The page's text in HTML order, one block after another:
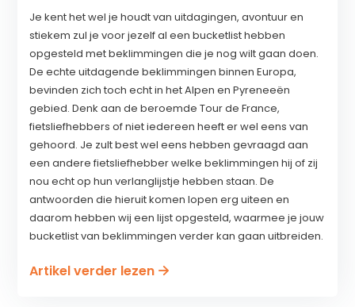
Je kent het wel je houdt van uitdagingen, avontuur en
stiekem zul je voor jezelf al een bucketlist hebben
opgesteld met beklimmingen die je nog wilt gaan doen.
De echte uitdagende beklimmingen binnen Europa,
bevinden zich toch echt in het Alpen en Pyreneeën
gebied. Denk aan de beroemde Tour de France,
fietsliefhebbers of niet iedereen heeft er wel eens van
gehoord. Je zult best wel eens hebben gevraagd aan
een andere fietsliefhebber welke beklimmingen hij of zij
nou echt op hun verlanglijstje hebben staan. De
antwoorden die hieruit komen lopen erg uiteen en
daarom hebben wij een lijst opgesteld, waarmee je jouw
bucketlist van beklimmingen verder kan gaan uitbreiden.
Artikel verder lezen